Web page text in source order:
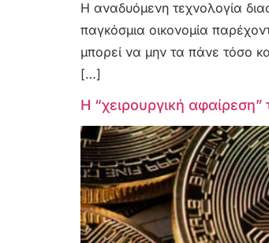
Η αναδυόμενη τεχνολογία
παγκόσμια οικονομία
μπορεί να μην τα πάνε τόσο
[…]
Η “χειρουργική